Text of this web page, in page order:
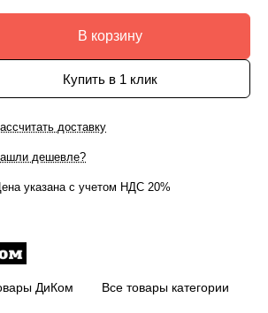
В корзину
Купить в 1 клик
доставку
дешевле?
указана с учетом НДС 20%
ДиКом Все товары категории